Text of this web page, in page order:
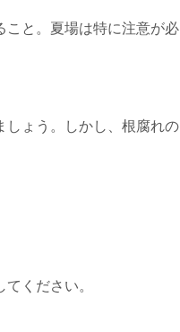
こと。夏場は特に注意が必
しょう。しかし、根腐れの
ください。